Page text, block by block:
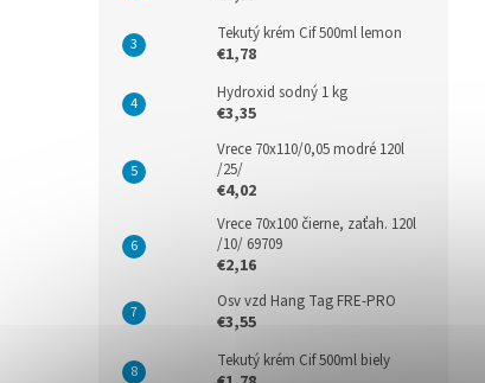
Tekutý krém Cif 500ml lemon
€1,78
Hydroxid sodný 1 kg
€3,35
Vrece 70x110/0,05 modré 120l
/25/
€4,02
Vrece 70x100 čierne, zaťah. 120l
/10/ 69709
€2,16
Osv vzd Hang Tag FRE-PRO
€3,55
Tekutý krém Cif 500ml biely